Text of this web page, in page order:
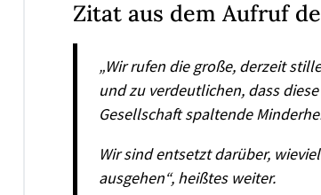
Zitat aus dem Aufruf
„Wir rufen die große, derzeit
und zu verdeutlichen, dass
Gesellschaft spaltende
Wir sind entsetzt darüber,
ausgehen“, heißtes weiter.